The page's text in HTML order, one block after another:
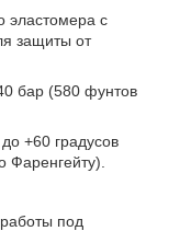
эластомера с
защиты от
бар (580 фунтов
+60 градусов
Фаренгейту).
под